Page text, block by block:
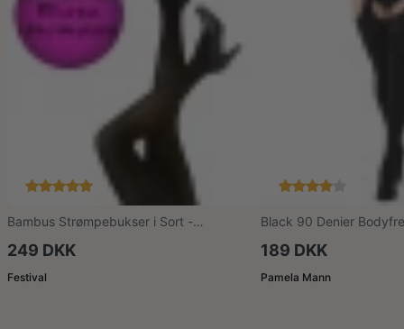
Bambus Strømpebukser i Sort -
249 DKK
Festival
Black 90 Denier
189 DKK
Pamela Mann